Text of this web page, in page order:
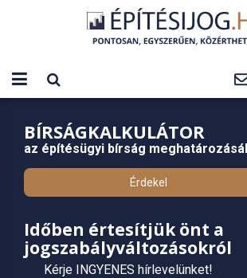
BÍRSÁGKALKULÁTOR
az építésügyi bírság
Érdekel
Időben értesítjük önt a
jogszabályváltozásokról
Kérje INGYENES hírlevelünket!